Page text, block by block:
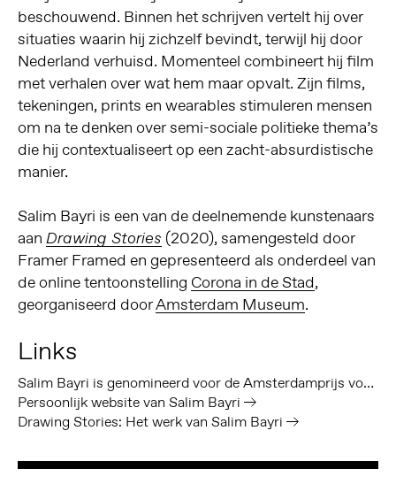
beschouwend. Binnen het schrijven vertelt hij over
situaties waarin hij zichzelf bevindt, terwijl hij door
Nederland verhuisd. Momenteel combineert hij film
met verhalen over wat hem maar opvalt. Zijn films,
tekeningen, prints en wearables stimuleren mensen
om na te denken over semi-sociale politieke thema’s
die hij contextualiseert op een zacht-absurdistische
manier.
Salim Bayri is een van de deelnemende kunstenaars
aan Drawing Stories (2020), samengesteld door
Framer Framed en gepresenteerd als onderdeel van
de online tentoonstelling Corona in de Stad,
georganiseerd doorAmsterdam Museum.
Links
Salim Bayri is genomineerd voor de Amsterdamprijs voor de Kunst
Persoonlijk website van Salim Bayri
Drawing Stories: Het werk van Salim Bayri